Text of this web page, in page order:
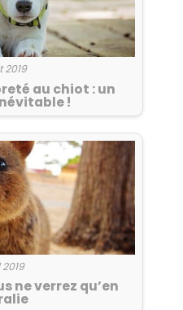
2019
au chiot : un
!
2019
ne verrez qu’en